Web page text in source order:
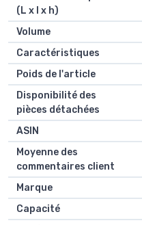
(L x l x h)
Volume
Caractéristiques
Poids de l'article
Disponibilité des
pièces détachées
ASIN
Moyenne des
commentaires client
Marque
Capacité